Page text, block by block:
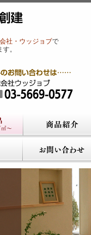
社・ウッジョブで
。